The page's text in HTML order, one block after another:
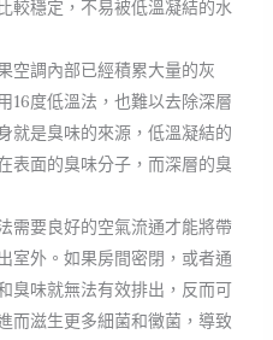
較穩定，不易被低溫凝結的水
空調內部已經積累大量的灰
16度低溫法，也難以去除深層
就是臭味的來源，低溫凝結的
表面的臭味分子，而深層的臭
需要良好的空氣流通才能將帶
室外。如果房間密閉，或者通
臭味就無法有效排出，反而可
而滋生更多細菌和黴菌，導致